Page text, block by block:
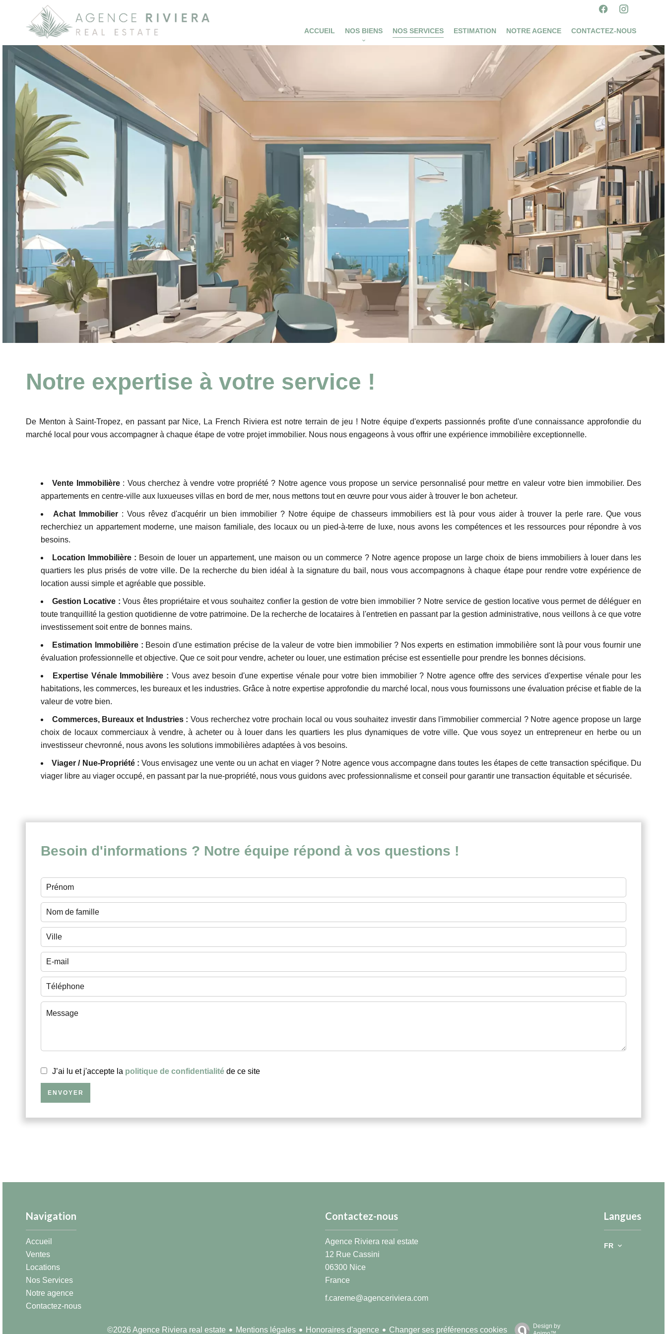
ACCUEIL NOS BIENS NOS SERVICES ESTIMATION NOTRE AGENCE CONTACTEZ-NOUS
Notre expertise à votre service !
De Menton à Saint-Tropez, en passant par Nice, La French Riviera est notre terrain de jeu ! Notre équipe d'experts passionnés profite d'une connaissance approfondie du
marché local pour vous accompagner à chaque étape de votre projet immobilier. Nous nous engageons à vous offrir une expérience immobilière exceptionnelle.
Vente Immobilière: Vous cherchez à vendre votre propriété ? Notre agence vous propose un service personnalisé pour mettre en valeur votre bien immobilier. Des
appartements en centre-ville aux luxueuses villas en bord de mer, nous mettons tout en œuvre pour vous aider à trouver le bon acheteur.
Achat Immobilier: Vous rêvez d'acquérir un bien immobilier ? Notre équipe de chasseurs immobiliers est là pour vous aider à trouver la perle rare. Que vous
recherchiez un appartement moderne, une maison familiale, des locaux ou un pied-à-terre de luxe, nous avons les compétences et les ressources pour répondre à vos
besoins.
Location Immobilière : Besoin de louer un appartement, une maison ou un commerce ? Notre agence propose un large choix de biens immobiliers à louer dans les
quartiers les plus prisés de votre ville. De la recherche du bien idéal à la signature du bail, nous vous accompagnons à chaque étape pour rendre votre expérience de
location aussi simple et agréable que possible.
Gestion Locative : Vous êtes propriétaire et vous souhaitez confier la gestion de votre bien immobilier ? Notre service de gestion locative vous permet de déléguer en
toute tranquillité la gestion quotidienne de votre patrimoine. De la recherche de locataires à l'entretien en passant par la gestion administrative, nous veillons à ce que votre
investissement soit entre de bonnes mains.
Estimation Immobilière : Besoin d'une estimation précise de la valeur de votre bien immobilier ? Nos experts en estimation immobilière sont là pour vous fournir une
évaluation professionnelle et objective. Que ce soit pour vendre, acheter ou louer, une estimation précise est essentielle pour prendre les bonnes décisions.
Expertise Vénale Immobilière : Vous avez besoin d'une expertise vénale pour votre bien immobilier ? Notre agence offre des services d'expertise vénale pour les
habitations, les commerces, les bureaux et les industries. Grâce à notre expertise approfondie du marché local, nous vous fournissons une évaluation précise et fiable de la
valeur de votre bien.
Commerces, Bureaux et Industries : Vous recherchez votre prochain local ou vous souhaitez investir dans l'immobilier commercial ? Notre agence propose un large
choix de locaux commerciaux à vendre, à acheter ou à louer dans les quartiers les plus dynamiques de votre ville. Que vous soyez un entrepreneur en herbe ou un
investisseur chevronné, nous avons les solutions immobilières adaptées à vos besoins.
Viager / Nue-Propriété : Vous envisagez une vente ou un achat en viager ? Notre agence vous accompagne dans toutes les étapes de cette transaction spécifique. Du
viager libre au viager occupé, en passant par la nue-propriété, nous vous guidons avec professionnalisme et conseil pour garantir une transaction équitable et sécurisée.
Besoin d'informations ? Notre équipe répond à vos questions !
J’ai lu et j'accepte la politique de confidentialité de ce site
ENVOYER
Navigation
Accueil
Ventes
Locations
Nos Services
Notre agence
Contactez-nous
Contactez-nous
Agence Riviera real estate
12 Rue Cassini
06300Nice
France
f.careme@agenceriviera.com
Langues
FR
©2026 Agence Riviera real estate Mentions légales Honoraires d'agence Changer ses préférences cookies
Design by